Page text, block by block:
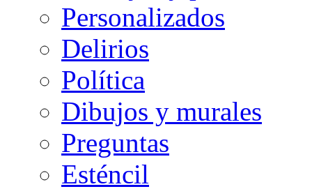
Personalizados
Delirios
Política
Dibujos y murales
Preguntas
Esténcil